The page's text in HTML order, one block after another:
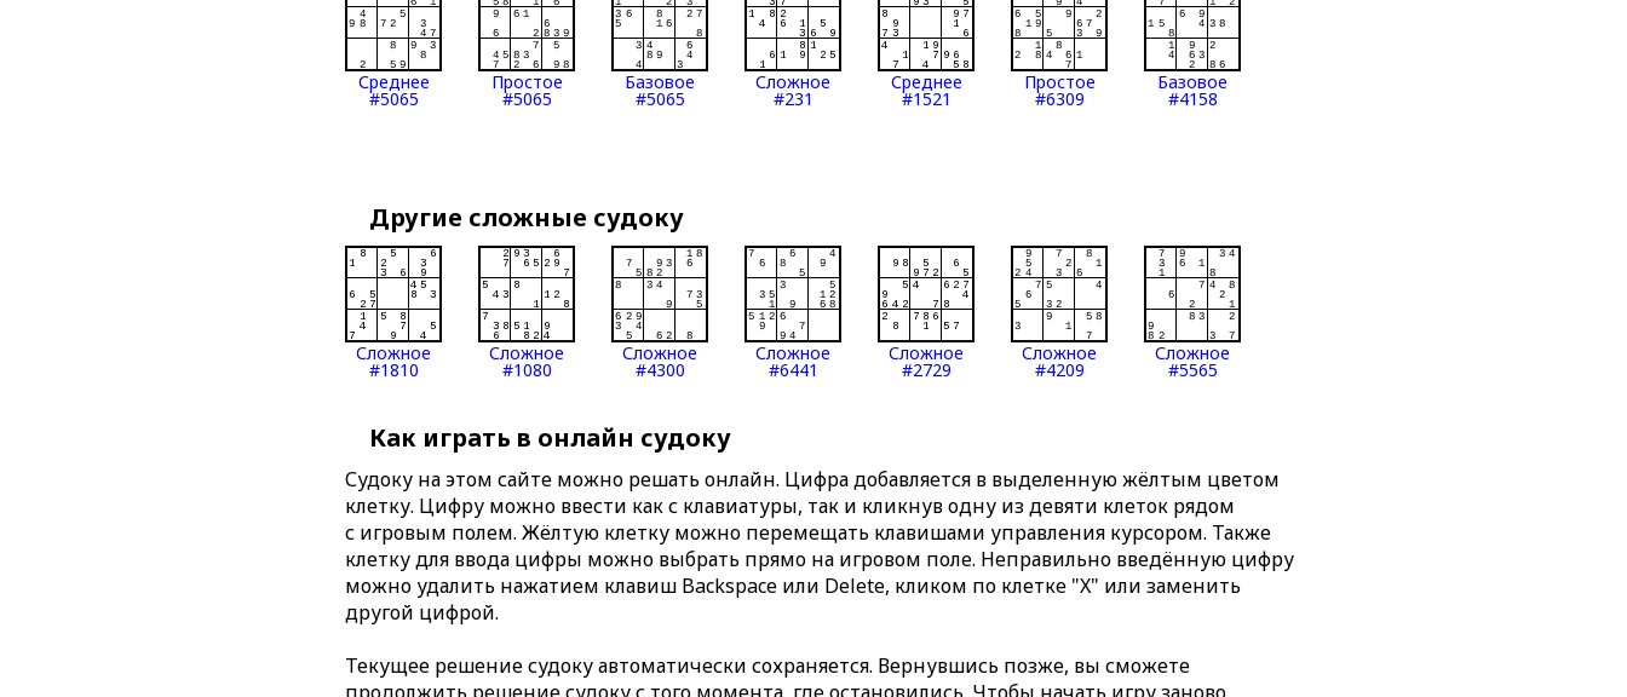
Среднее
#5065
Простое
#5065
Базовое
#5065
Сложное
#231
Среднее
#1521
Простое
#6309
Базовое
#4158
Другие сложные судоку
Сложное
#1810
Сложное
#1080
Сложное
#4300
Сложное
#6441
Сложное
#2729
Сложное
#4209
Сложное
#5565
Как играть в онлайн судоку
Судоку на этом сайте можно решать онлайн. Цифра добавляется в выделенную жёлтым цветом
клетку. Цифру можно ввести как с клавиатуры, так и кликнув одну из девяти клеток рядом
с игровым полем. Жёлтую клетку можно перемещать клавишами управления курсором. Также
клетку для ввода цифры можно выбрать прямо на игровом поле. Неправильно введённую цифру
можно удалить нажатием клавиш Backspace или Delete, кликом по клетке "X" или заменить
другой цифрой.
Текущее решение судоку автоматически сохраняется. Вернувшись позже, вы сможете